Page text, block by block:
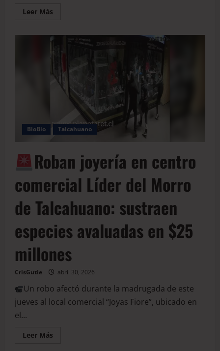
Leer Más
BioBio Talcahuano
Roban joyería en centro
comercial Líder del Morro
de Talcahuano: sustraen
especies avaluadas en $25
millones
CrisGutie abril 30, 2026
Un robo afectó durante la madrugada de este
jueves al local comercial “Joyas Fiore”, ubicado en
el...
Leer Más